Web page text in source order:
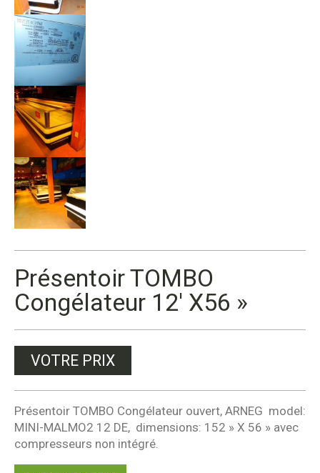
Présentoir TOMBO
Congélateur 12′ X56 »
VOTRE PRIX
Présentoir TOMBO Congélateur ouvert, ARNEG model:
MINI-MALMO2 12 DE, dimensions: 152 » X 56 » avec
compresseurs non intégré.